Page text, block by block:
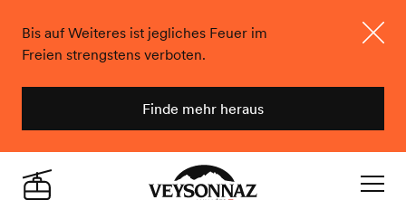
Bis auf Weiteres ist jegliches Feuer im
Freien strengstens verboten.
Finde mehr heraus